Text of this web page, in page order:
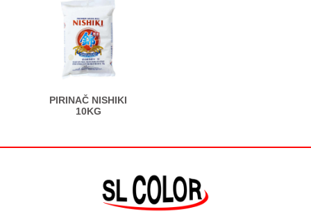
PIRINAČ NISHIKI
10KG